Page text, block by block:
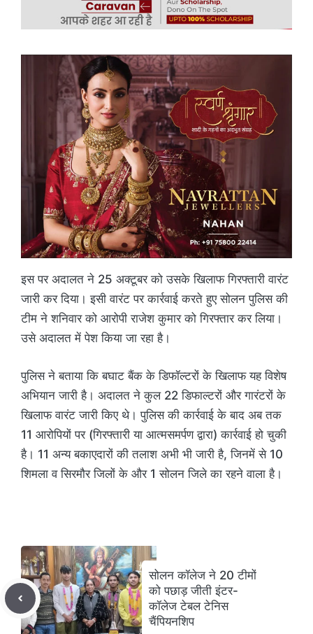
इस पर अदालत ने 25 अक्टूबर को उसके खिलाफ गिरफ्तारी वारंट
जारी कर दिया। इसी वारंट पर कार्रवाई करते हुए सोलन पुलिस की
टीम ने शनिवार को आरोपी राजेश कुमार को गिरफ्तार कर लिया।
उसे अदालत में पेश किया जा रहा है।
पुलिस ने बताया कि बघाट बैंक के डिफॉल्टरों के खिलाफ यह विशेष
अभियान जारी है। अदालत ने कुल 22 डिफाल्टरों और गारंटरों के
खिलाफ वारंट जारी किए थे। पुलिस की कार्रवाई के बाद अब तक
11 आरोपियों पर (गिरफ्तारी या आत्मसमर्पण द्वारा) कार्रवाई हो चुकी
है। 11 अन्य बकाएदारों की तलाश अभी भी जारी है, जिनमें से 10
शिमला व सिरमौर जिलों के और 1 सोलन जिले का रहने वाला है।
सोलन कॉलेज ने 20 टीमों
को पछाड़ जीती इंटर-
कॉलेज टेबल टेनिस
चैंपियनशिप